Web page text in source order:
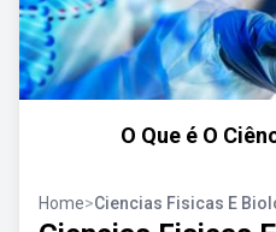
O Que é O
Home>Ciencias Fisicas E